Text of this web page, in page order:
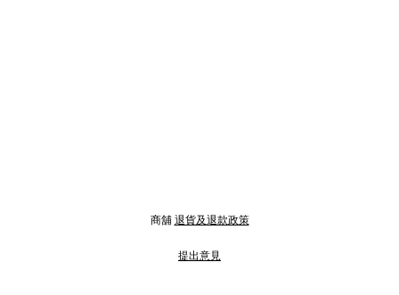
商舖 退貨及退款政策
提出意見